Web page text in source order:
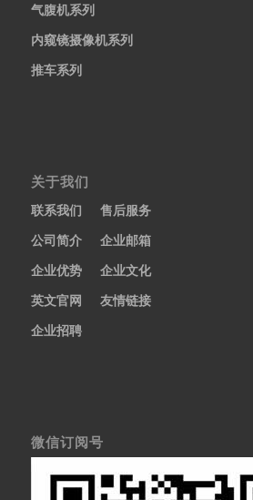
气腹机系列
内窥镜摄像机系列
推车系列
关于我们
联系我们
售后服务
公司简介
企业邮箱
企业优势
企业文化
英文官网
友情链接
企业招聘
微信订阅号